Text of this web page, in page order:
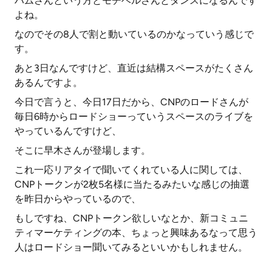
よね。
なのでその8人で割と動いているのかなっていう感じで
す。
あと3日なんですけど、直近は結構スペースがたくさん
あるんですよ。
今日で言うと、今日17日だから、CNPのロードさんが
毎日6時からロードショーっていうスペースのライブを
やっているんですけど、
そこに早木さんが登場します。
これ一応リアタイで聞いてくれている人に関しては、
CNPトークンが2枚5名様に当たるみたいな感じの抽選
を昨日からやっているので、
もしですね、CNPトークン欲しいなとか、新コミュニ
ティマーケティングの本、ちょっと興味あるなって思う
人はロードショー聞いてみるといいかもしれません。